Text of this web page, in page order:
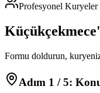
Profesyonel Kuryeler
Küçükçekmece
Formu doldurun,
Adım 1 / 5: